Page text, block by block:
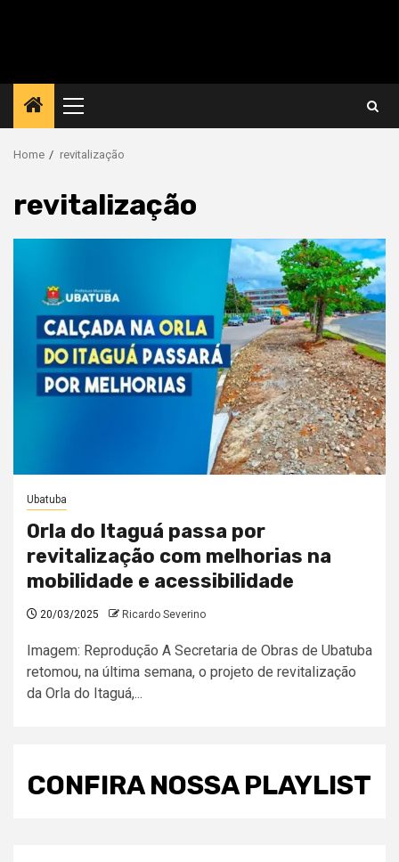
Primary
Menu
Home revitalização
revitalização
Ubatuba
Orla do Itaguá passa por
revitalização com melhorias na
mobilidade e acessibilidade
20/03/2025 Ricardo Severino
Imagem: Reprodução A Secretaria de Obras de Ubatuba
retomou, na última semana, o projeto de revitalização
da Orla do Itaguá,...
CONFIRA NOSSA PLAYLIST